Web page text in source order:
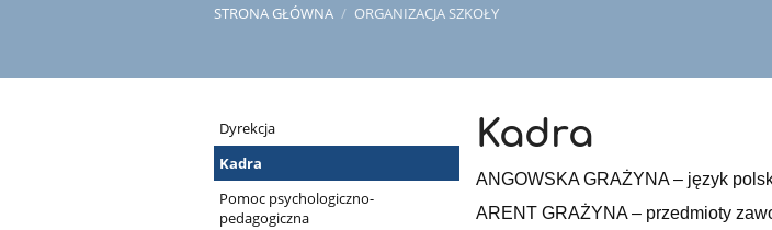
STRONA GŁÓWNA / ORGANIZACJA SZKOŁY
Organizacja
szkoły
Dyrekcja
Kadra
Pomoc psychologiczno-
pedagogiczna
Kadra
ANGOWSKA GRAŻYNA – język
ARENT GRAŻYNA – przedmioty